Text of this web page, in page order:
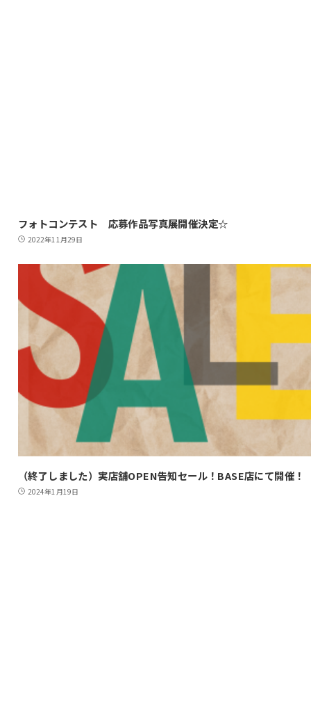
フォトコンテスト 応募作品写真展開催決定☆
2022年11月29日
（終了しました）実店舗OPEN告知セール！BASE店にて開催！
2024年1月19日